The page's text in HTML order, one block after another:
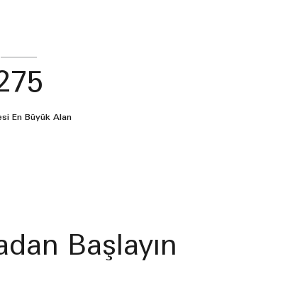
En Büyük Alan
Başlayın